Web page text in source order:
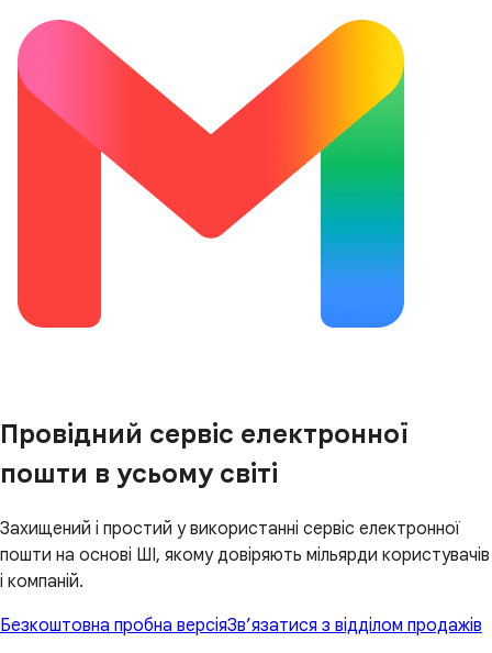
Провідний сервіс електронної
пошти в усьому світі
Захищений і простий у використанні сервіс електронної
пошти на основі ШІ, якому довіряють мільярди користувачів
і компаній.
Безкоштовна пробна версіяЗв’язатися з відділом продажів